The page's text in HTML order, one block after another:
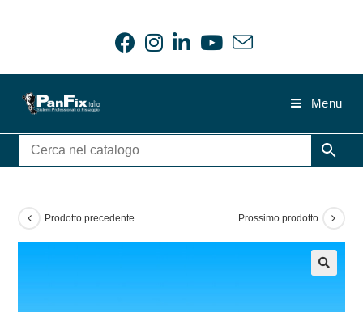
Menu
Prodotto precedente Prossimo prodotto